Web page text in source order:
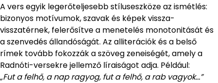
A vers egyik legerőteljesebb stíluseszköze az ismétlés:
bizonyos motívumok, szavak és képek vissza-
visszatérnek, felerősítve a menetelés monotonitását és
a szenvedés állandóságát. Az alliterációk és a belső
rímek tovább fokozzák a szöveg zeneiségét, amely a
Radnóti-versekre jellemző líraiságot adja. Például:
„Fut a felhő, a nap ragyog, fut a felhő, a rab vagyok…”